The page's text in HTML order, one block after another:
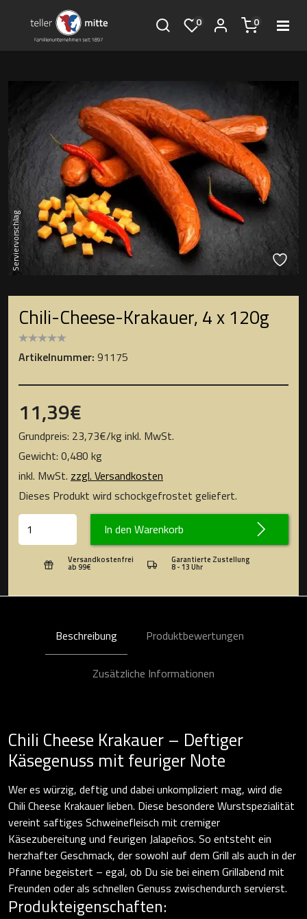
0 0
Serviervorschlag
Chili-Cheese-Krakauer, 4 x 120g
Artikelnummer: 91175
11,39€
Grundpreis: 23,73€/kginkl. MwSt.
Gewicht: 0,480 kg
inkl. MwSt. zzgl. Versandkosten
Dieses Produkt wird schockgefrostet geliefert.
In den Warenkorb
Versandkostenfrei
ab 99€
Garantierte Zustellung
8 - 13 Uhr
Beschreibung Produktbewertungen
Zusätzliche Informationen
Chili Cheese Krakauer – Deftiger
Käsegenuss mit feuriger Note
Wer es würzig, deftig und dabei unkompliziert mag, wird die
Chili Cheese Krakauer lieben. Diese besondere Wurstspezialität
vereint saftiges Schweinefleisch mit cremiger
Käsezubereitung und feurigen Jalapeños. So entsteht ein
herzhafter Geschmack, der sowohl auf dem Grill als auch in der
Pfanne begeistert – egal, ob Du sie bei einem Grillabend mit
Freunden oder als schnellen Genuss zwischendurch servierst.
Produkteigenschaften: